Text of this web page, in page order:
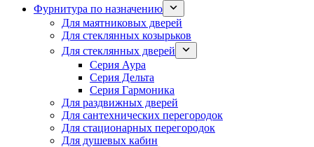
Фурнитура по назначению
Для маятниковых дверей
Для стеклянных козырьков
Для стеклянных дверей
Серия Аура
Серия Дельта
Серия Гармоника
Для раздвижных дверей
Для сантехнических перегородок
Для стационарных перегородок
Для душевых кабин